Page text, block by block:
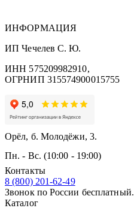
ИНФОРМАЦИЯ
ИП Чечелев С. Ю.
ИНН 575209982910,
ОГРНИП 315574900015755
Орёл, б. Молодёжи, 3.
Пн. - Вс. (10:00 - 19:00)
Контакты
8 (800) 201-62-49
Звонок по России бесплатный.
Каталог